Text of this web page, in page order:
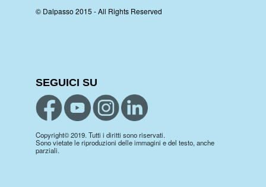
© Dalpasso 2015 - All Rights Reserved
SEGUICI SU
Copyright© 2019. Tutti i diritti sono riservati.
Sono vietate le riproduzioni delle immagini e del testo, anche
parziali.